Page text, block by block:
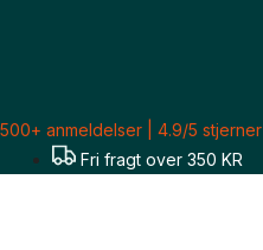
500+ anmeldelser | 4.9/5 stjerner
Fri fragt over 350 KR